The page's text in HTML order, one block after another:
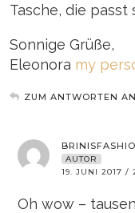
Tasche, die passt
Sonnige Grüße,
Eleonora my
ZUM ANTWORTEN
AUTOR
19. JUNI 2017 /
Oh wow –